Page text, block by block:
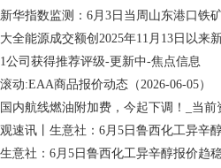
新华指数监测：6月3日当周山东港口铁
大全能源成交额创2025年11月13日以来
1公司获得推荐评级-更新中-焦点信息
滚动:EAA商品报价动态（2026-06-05）
国内航线燃油附加费，今起下调！_当前
观速讯丨生意社：6月5日鲁西化工异辛
生意社：6月5日鲁西化工异辛醇报价趋